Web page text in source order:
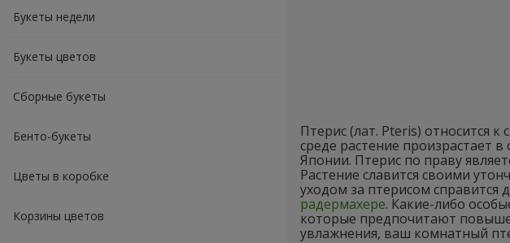
Букеты недели
Букеты цветов
Сборные букеты
Бенто-букеты
Цветы в коробке
Корзины цветов
Птерис (лат. Pteris) относится
среде растение произрастает
Японии. Птерис по праву
Растение славится своими
уходом за птерисом справится
радермахере. Какие-либо
которые предпочитают
увлажнения, ваш комнатный